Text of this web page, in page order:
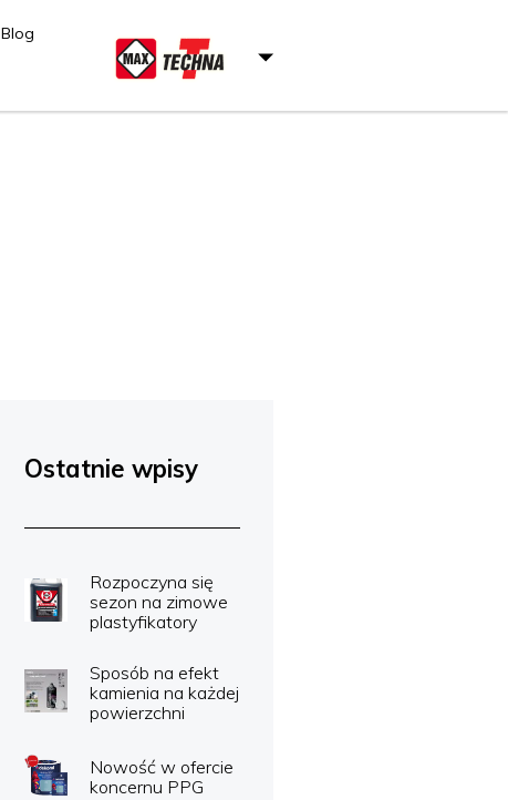
Blog
Ostatnie wpisy
Rozpoczyna się
sezon na zimowe
plastyfikatory
Sposób na efekt
kamienia na każdej
powierzchni
Nowość w ofercie
koncernu PPG